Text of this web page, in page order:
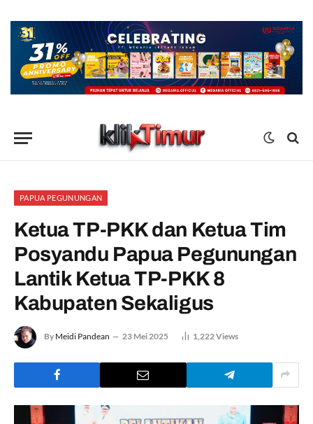
PAPUA PEGUNUNGAN
Ketua TP-PKK dan Ketua Tim
Posyandu Papua Pegunungan
Lantik Ketua TP-PKK 8
Kabupaten Sekaligus
By Meidi Pandean 23 Mei 2025 1,222Views